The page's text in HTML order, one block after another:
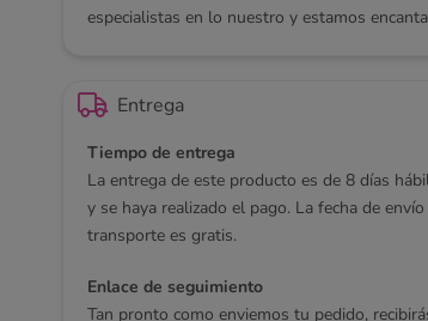
especialistas en lo nuestro y estamos
Entrega
Tiempo de entrega
La entrega de este producto es de 8 días
y se haya realizado el pago. La fecha de
transporte es gratis.
Enlace de seguimiento
Tan pronto como enviemos tu pedido,